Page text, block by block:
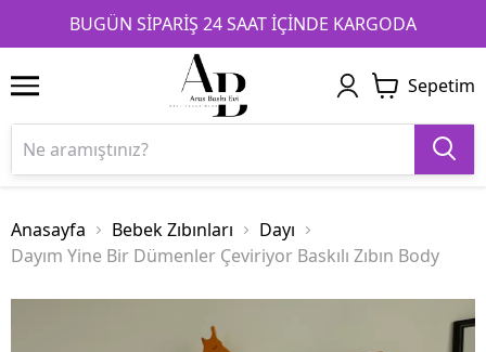
BUGÜN SİPARİŞ 24 SAAT İÇİNDE KARGODA
1 2 3
Sepetim
Anasayfa Bebek Zıbınları
Dayı
Dayım Yine Bir Dümenler Çeviriyor Baskılı Zıbın Body